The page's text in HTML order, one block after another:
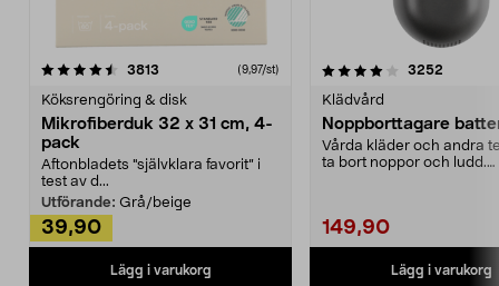
3813 (9,97/st)
Köksrengöring & disk
Mikrofiberduk 32 x 31 cm, 4-
pack
Aftonbladets "självklara favorit” i
test av d...
Utförande: Grå/beige
39,90
Lägg i varukorg
4.0av 5 stjärnor 3252
Klädvård
Noppborttagare
Vårda kläder och andra
ta bort noppor och ludd.
149,90
Lägg i varukorg
4.5av 5 stjärnor